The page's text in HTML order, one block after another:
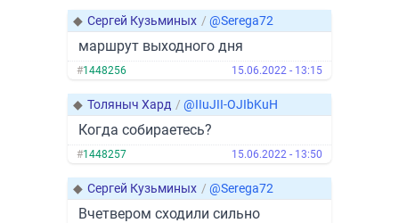
◆ Сергей Кузьминых / @Serega72
маршрут выходного дня
#1448256 15.06.2022 - 13:15
◆ Толяныч Хард / @IIuJII-OJIbKuH
Когда собираетесь?
#1448257 15.06.2022 - 13:50
◆ Сергей Кузьминых / @Serega72
Вчетвером сходили сильно